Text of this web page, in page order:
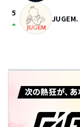
5
arrow_drop_up JUGEM.